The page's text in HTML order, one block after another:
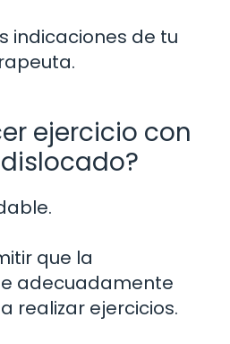
indicaciones de tu
ejercicio con
que la
adecuadamente
realizar ejercicios.